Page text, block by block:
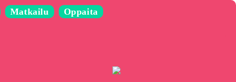
Matkailu Oppaita